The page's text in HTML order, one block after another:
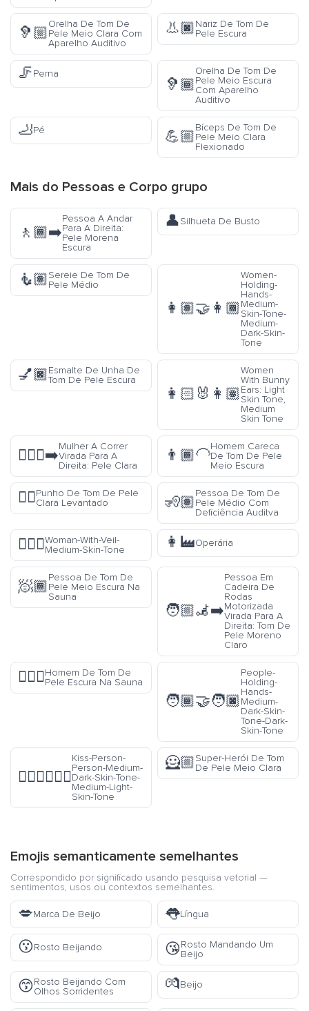
🦻🏼
Orelha De Tom De
Pele Meio Clara Com
Aparelho Auditivo
👃🏿Nariz De Tom De
Pele Escura
🦵Perna
🦻🏾
Orelha De Tom De
Pele Meio Escura
Com Aparelho
Auditivo
🦶Pé 💪🏼
Bíceps De Tom De
Pele Meio Clara
Flexionado
Mais do Pessoas e Corpo grupo
🚶🏾‍➡️
Pessoa A Andar
Para A Direita:
Pele Morena
Escura
👤Silhueta De Busto
🧜🏽Sereie De Tom De
Pele Médio
👩🏽‍🤝‍👩🏾
Women-
Holding-
Hands-
Medium-
Skin-Tone-
Medium-
Dark-Skin-
Tone
💅🏿Esmalte De Unha De
Tom De Pele Escura
👩🏻‍🐰‍👩🏽
Women
With Bunny
Ears: Light
Skin Tone,
Medium
Skin Tone
🏃🏻‍♀️‍➡️
Mulher A Correr
Virada Para A
Direita: Pele Clara
👨🏾‍🦲
Homem Careca
De Tom De Pele
Meio Escura
✊🏻Punho De Tom De Pele
Clara Levantado
🧏🏽
Pessoa De Tom De
Pele Médio Com
Deficiência Auditva
👰🏽‍♀️Woman-With-Veil-
Medium-Skin-Tone
👩‍🏭Operária
🧖🏾
Pessoa De Tom De
Pele Meio Escura Na
Sauna
🧑🏼‍🦼‍➡️
Pessoa Em
Cadeira De
Rodas
Motorizada
Virada Para A
Direita: Tom De
Pele Moreno
Claro
🧖🏿‍♂️Homem De Tom De
Pele Escura Na Sauna
🧑🏾‍🤝‍🧑🏿
People-
Holding-
Hands-
Medium-
Dark-Skin-
Tone-Dark-
Skin-Tone
🧑🏾‍❤️‍💋‍🧑🏼
Kiss-Person-
Person-Medium-
Dark-Skin-Tone-
Medium-Light-
Skin-Tone
🦸🏼Super-Herói De Tom
De Pele Meio Clara
Emojis semanticamente semelhantes
Correspondido por significado usando pesquisa vetorial —
sentimentos, usos ou contextos semelhantes.
💋Marca De Beijo 👅Língua
😗Rosto Beijando 😘Rosto Mandando Um
Beijo
😙Rosto Beijando Com
Olhos Sorridentes
💏Beijo